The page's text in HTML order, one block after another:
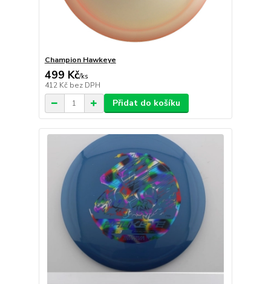
Champion Hawkeye
499 Kč/ks
412 Kč bez DPH
Přidat do košíku